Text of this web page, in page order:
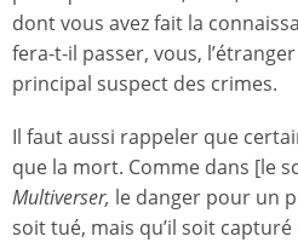
dont vous avez fait la
fera-t-il passer, vous,
principal suspect des crimes.
Il faut aussi rappeler que
que la mort. Comme dans [le
Multiverser, le danger pour un
soit tué, mais qu’il soit